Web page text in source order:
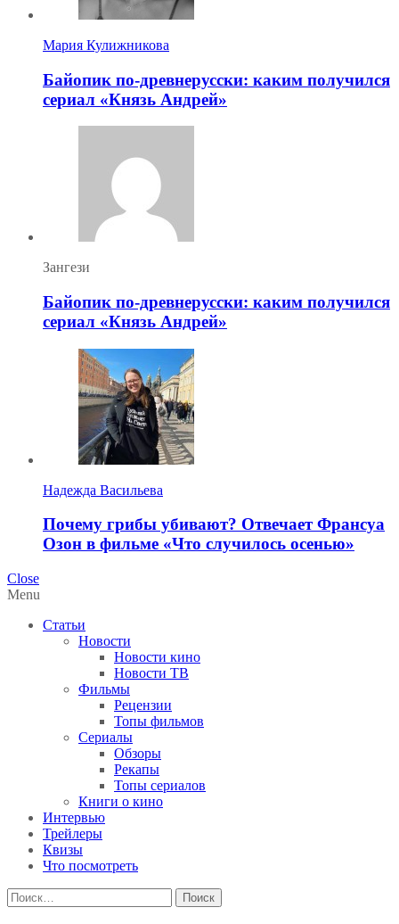
Мария Кулижникова
Байопик по-древнерусски: каким получился
сериал «Князь Андрей»
Зангези
Байопик по-древнерусски: каким получился
сериал «Князь Андрей»
Надежда Васильева
Почему грибы убивают? Отвечает Франсуа
Озон в фильме «Что случилось осенью»
Close
Menu
Статьи
Новости
Новости кино
Новости ТВ
Фильмы
Рецензии
Топы фильмов
Сериалы
Обзоры
Рекапы
Топы сериалов
Книги о кино
Интервью
Трейлеры
Квизы
Что посмотреть
Найти: